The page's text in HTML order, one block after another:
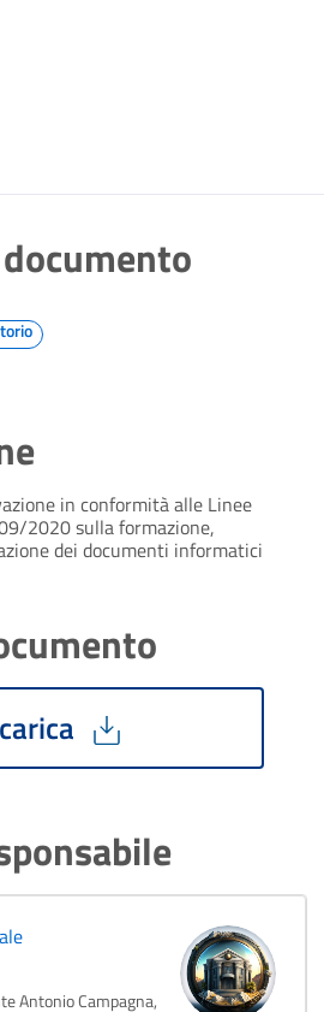
in conformità alle Linee
2020 sulla formazione,
dei documenti informatici
Antonio Campagna,